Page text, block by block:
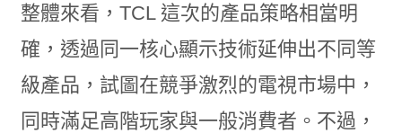
整體來看，TCL 這次的產品策略相當明
確，透過同一核心顯示技術延伸出不同等
級產品，試圖在競爭激烈的電視市場中，
同時滿足高階玩家與一般消費者。不過，